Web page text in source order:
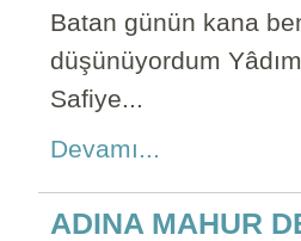
Batan günün kana
düşünüyordum
Safiye...
Devamı...
ADINA MAHUR